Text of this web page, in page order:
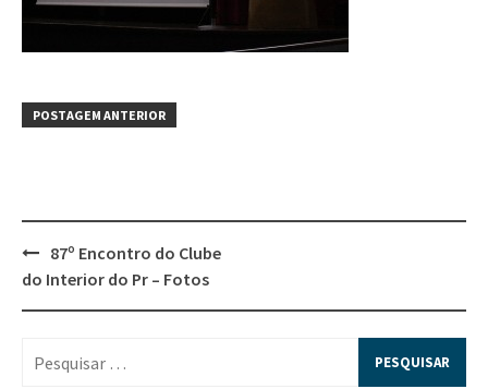
POSTAGEM ANTERIOR
87º Encontro do Clube
do Interior do Pr – Fotos